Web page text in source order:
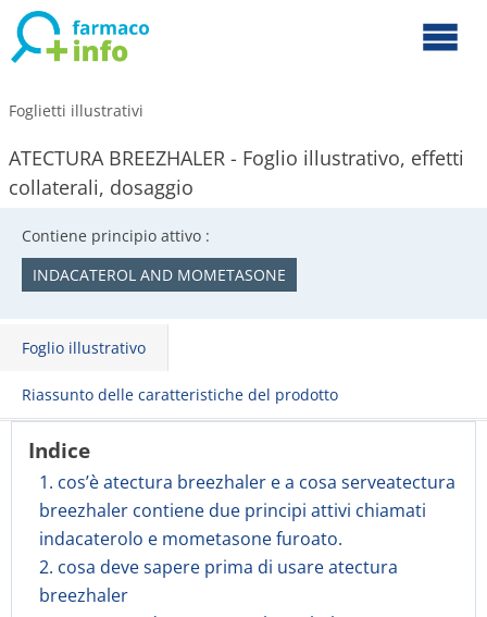
Foglietti illustrativi
ATECTURA BREEZHALER - Foglio illustrativo, effetti
collaterali, dosaggio
Contiene principio attivo :
INDACATEROL AND MOMETASONE
Foglio illustrativo
Riassunto delle caratteristiche del prodotto
Indice
1. cos’è atectura breezhaler e a cosa serveatectura
breezhaler contiene due principi attivi chiamati
indacaterolo e mometasone furoato.
2. cosa deve sapere prima di usare atectura
breezhaler